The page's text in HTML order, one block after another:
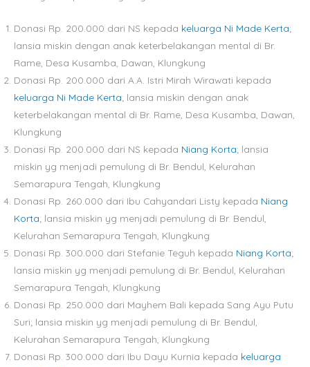
Donasi Rp. 200.000 dari NS kepada keluarga Ni Made Kerta;
lansia miskin dengan anak keterbelakangan mental di Br.
Rame, Desa Kusamba, Dawan, Klungkung
Donasi Rp. 200.000 dari A.A. Istri Mirah Wirawati kepada
keluarga Ni Made Kerta; lansia miskin dengan anak
keterbelakangan mental di Br. Rame, Desa Kusamba, Dawan,
Klungkung
Donasi Rp. 200.000 dari NS kepada Niang Korta; lansia
miskin yg menjadi pemulung di Br. Bendul, Kelurahan
Semarapura Tengah, Klungkung
Donasi Rp. 260.000 dari Ibu Cahyandari Listy kepada Niang
Korta; lansia miskin yg menjadi pemulung di Br. Bendul,
Kelurahan Semarapura Tengah, Klungkung
Donasi Rp. 300.000 dari Stefanie Teguh kepada Niang Korta;
lansia miskin yg menjadi pemulung di Br. Bendul, Kelurahan
Semarapura Tengah, Klungkung
Donasi Rp. 250.000 dari Mayhem Bali kepada Sang Ayu Putu
Suri; lansia miskin yg menjadi pemulung di Br. Bendul,
Kelurahan Semarapura Tengah, Klungkung
Donasi Rp. 300.000 dari Ibu Dayu Kurnia kepada keluarga